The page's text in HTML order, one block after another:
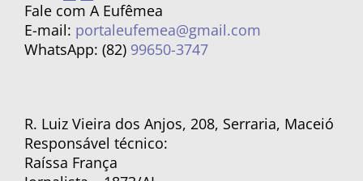
Fale com A Eufêmea
E-mail: portaleufemea@gmail.com
WhatsApp: (82) 99650-3747
R. Luiz Vieira dos Anjos, 208, Serraria, Maceió
Responsável técnico:
Raíssa França